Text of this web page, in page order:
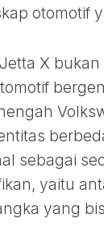
otomotif
X
sebagai
yaitu
yang